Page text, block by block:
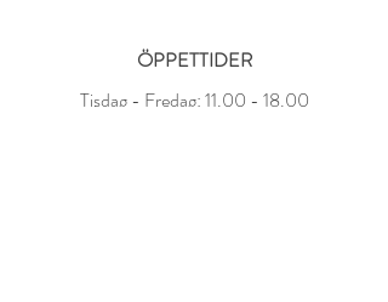
ÖPPETTIDER
Tisdag - Fredag:11.00 - 18.00